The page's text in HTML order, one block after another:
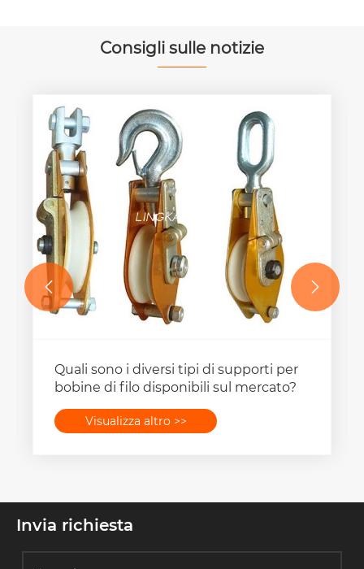
Consigli sulle notizie
Quali sono i diversi tipi di supporti per
bobine di filo disponibili sul mercato?
Visualizza altro >>
 
Invia richiesta